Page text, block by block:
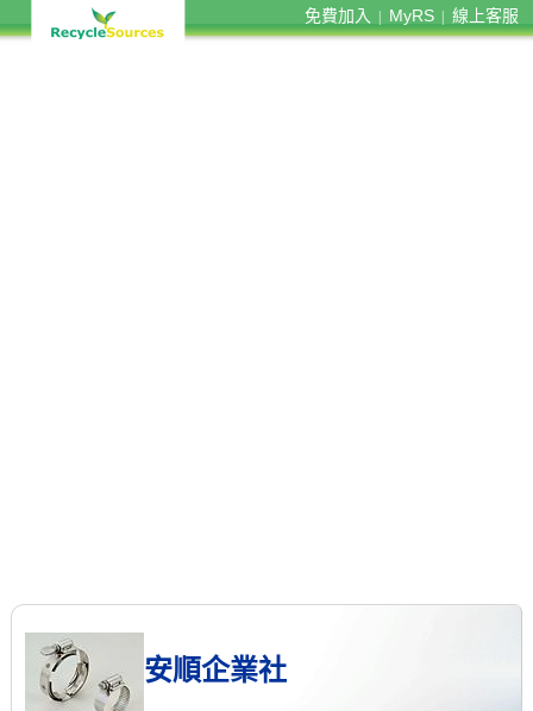
免費加入 MyRS 線上客服
安順企業社